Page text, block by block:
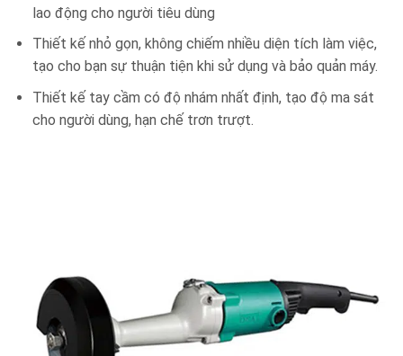
lao động cho người tiêu dùng
Thiết kế nhỏ gọn, không chiếm nhiều diện tích làm việc,
tạo cho bạn sự thuận tiện khi sử dụng và bảo quản máy.
Thiết kế tay cầm có độ nhám nhất định, tạo độ ma sát
cho người dùng, hạn chế trơn trượt.